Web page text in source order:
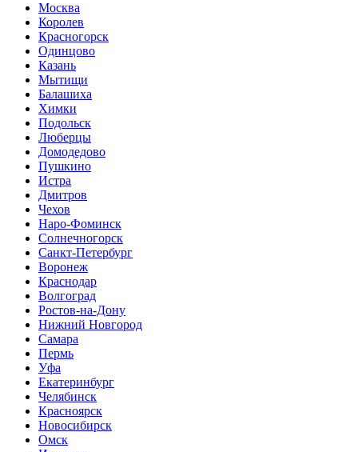
Москва
Королев
Красногорск
Одинцово
Казань
Мытищи
Балашиха
Химки
Подольск
Люберцы
Домодедово
Пушкино
Истра
Дмитров
Чехов
Наро-Фоминск
Солнечногорск
Санкт-Петербург
Воронеж
Краснодар
Волгоград
Ростов-на-Дону
Нижний Новгород
Самара
Пермь
Уфа
Екатеринбург
Челябинск
Красноярск
Новосибирск
Омск